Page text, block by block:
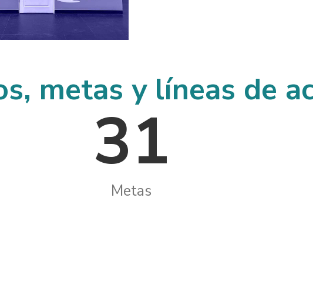
metas y líneas de
31
Metas